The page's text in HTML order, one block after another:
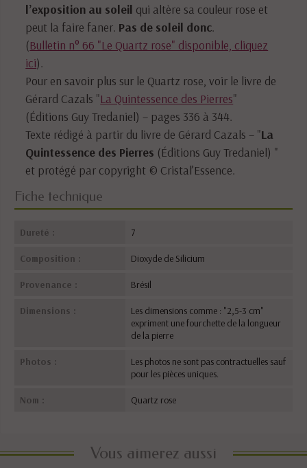
l’exposition au soleil qui altère sa couleur rose et
peut la faire faner. Pas de soleil donc.
(Bulletin n° 66 "Le Quartz rose" disponible, cliquez
ici).
Pour en savoir plus sur le Quartz rose, voir le livre de
Gérard Cazals "La Quintessence des Pierres"
(Éditions Guy Tredaniel) – pages 336 à 344.
Texte rédigé à partir du livre de Gérard Cazals – "La
Quintessence des Pierres (Éditions Guy Tredaniel) "
et protégé par copyright © Cristal’Essence.
Fiche technique
Dureté : 7
Composition : Dioxyde de Silicium
Provenance : Brésil
Dimensions :
Les dimensions comme : "2,5-3 cm"
expriment une fourchette de la longueur
de la pierre
Photos :
Les photos ne sont pas contractuelles sauf
pour les pièces uniques.
Nom : Quartz rose
Vous aimerez aussi